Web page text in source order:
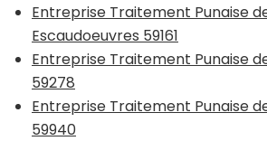
Entreprise Traitement Punaise
Escaudoeuvres 59161
Entreprise Traitement Punaise
59278
Entreprise Traitement Punaise
59940